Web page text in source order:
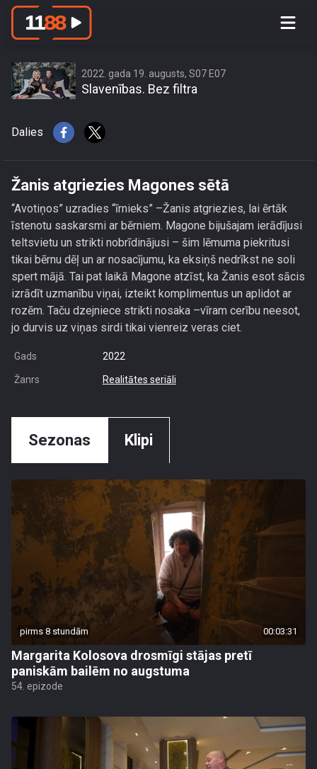
2022. gada 19. augusts, S07 E07
Slavenības. Bez filtra
Dalies
Žanis atgriezies Magones sētā
“Avotiņos” uzradies “īrnieks” –Žanis atgriezies, lai ērtāk
īstenotu saskarsmi ar bērniem. Magone bijušajam ierādījusi
teltsvietu un strikti nobrīdinājusi – šim lēmuma piekritusi
tikai bērnu dēļ un ar nosacījumu, ka eksiņš nedrīkst ne soli
spert mājā. Tai pat laikā Magone atzīst, ka Žanis esot sācis
izrādīt uzmanību viņai, izteikt komplimentus un aplidot ar
rozēm. Taču dzejniece strikti nosaka –vīram cerību neesot,
jo durvis uz viņas sirdi tikai vienreiz veras ciet.
Gads 2022
Žanrs Realitātes seriāli
Sezonas Klipi
pirms 8 stundām 00:03:31
Margarita Kolosova drosmīgi stājas pretī
paniskām bailēm no augstuma
54. epizode